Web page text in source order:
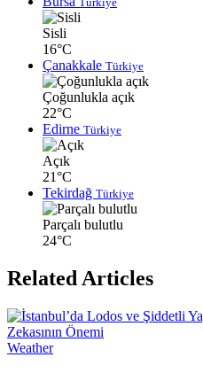
Sisli
16°C
Çanakkale Türkiye
Çoğunlukla açık
22°C
Edirne Türkiye
Açık
21°C
Tekirdağ Türkiye
Parçalı bulutlu
24°C
Related Articles
Weather